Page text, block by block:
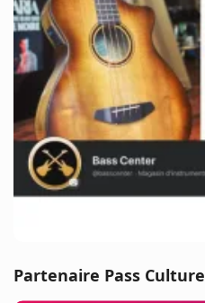
Partenaire Pass Culture